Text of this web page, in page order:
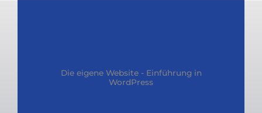
Die eigene Website - Einführung in
WordPress